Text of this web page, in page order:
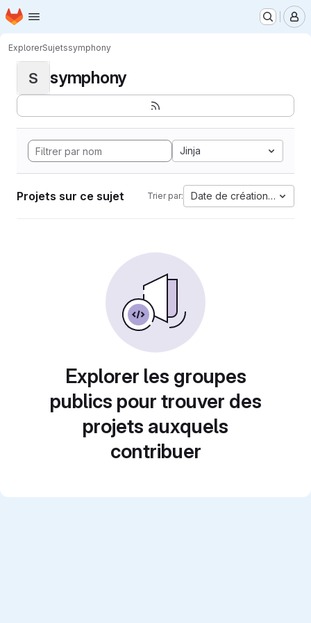
Passer au contenu principal
Page d'accueil
ExplorerSujetssymphony
S symphony
Jinja
Projets sur ce sujet Trier par: Date de création la plus
Explorer les groupes
publics pour trouver des
projets auxquels
contribuer